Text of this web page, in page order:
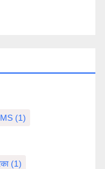
(1)
(1)